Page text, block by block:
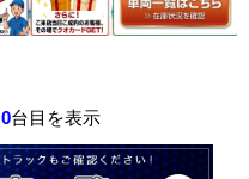
0台目を表示